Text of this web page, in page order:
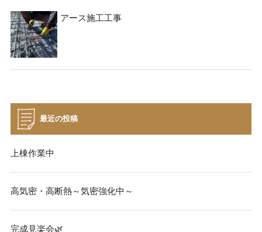
アース施工工事
最近の投稿
上棟作業中
高気密・高断熱～気密強化中～
完成見楽会🌿